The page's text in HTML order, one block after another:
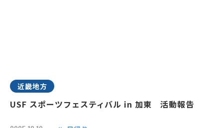
近畿地方
USF スポーツフェスティバル in 加東 活動報告